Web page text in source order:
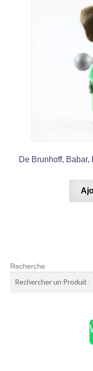
De Brunhoff,
Recherche